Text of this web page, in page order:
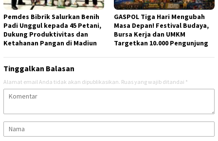
Pemdes Bibrik Salurkan Benih
Padi Unggul kepada 45 Petani,
Dukung Produktivitas dan
Ketahanan Pangan di Madiun
GASPOL Tiga Hari Mengubah
Masa Depan! Festival Budaya,
Bursa Kerja dan UMKM
Targetkan 10.000 Pengunjung
Tinggalkan Balasan
Alamat email Anda tidak akan dipublikasikan. Ruas yang wajib ditandai *